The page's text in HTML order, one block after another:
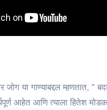
जोग या गाण्याबद्दल म्हणतात, ”
आहेत आणि त्याला हितेश